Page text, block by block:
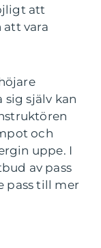
att
att vara
sig själv kan
och
uppe. I
av pass
pass till mer